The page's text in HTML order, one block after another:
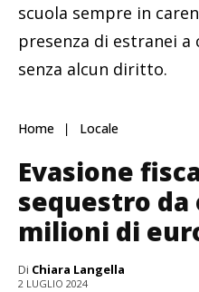
scuola sempre in
presenza di estranei
senza alcun diritto.
Home Locale
Evasione
sequestro
milioni di
Di Chiara Langella
2 LUGLIO 2024